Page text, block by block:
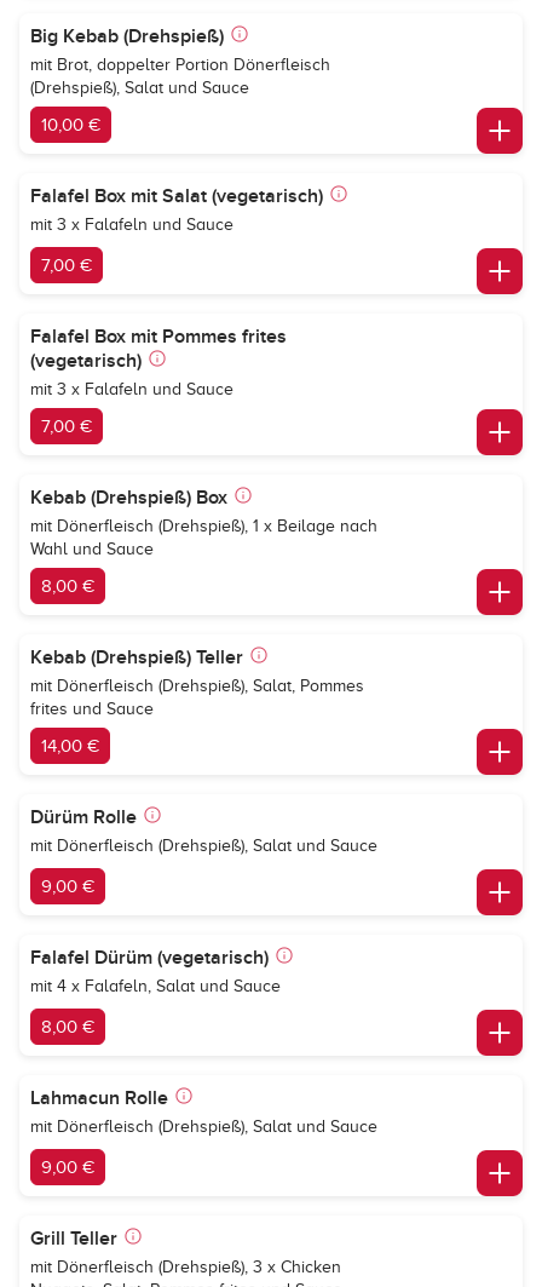
Big Kebab (Drehspieß)
mit Brot, doppelter Portion Dönerfleisch
(Drehspieß), Salat und Sauce
10,00 €
Falafel Box mit Salat (vegetarisch)
mit 3 x Falafeln und Sauce
7,00 €
Falafel Box mit Pommes frites
(vegetarisch)
mit 3 x Falafeln und Sauce
7,00 €
Kebab (Drehspieß) Box
mit Dönerfleisch (Drehspieß), 1 x Beilage nach
Wahl und Sauce
8,00 €
Kebab (Drehspieß) Teller
mit Dönerfleisch (Drehspieß), Salat, Pommes
frites und Sauce
14,00 €
Dürüm Rolle
mit Dönerfleisch (Drehspieß), Salat und Sauce
9,00 €
Falafel Dürüm (vegetarisch)
mit 4 x Falafeln, Salat und Sauce
8,00 €
Lahmacun Rolle
mit Dönerfleisch (Drehspieß), Salat und Sauce
9,00 €
Grill Teller
mit Dönerfleisch (Drehspieß), 3 x Chicken